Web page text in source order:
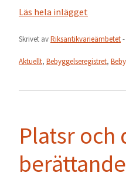
Läs hela inlägget
Skrivet avRiksantikvarieämbetet
Aktuellt, Bebyggelseregistret,
Platsr
berättande